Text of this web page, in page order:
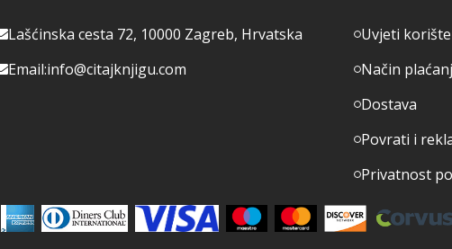
Lašćinska cesta 72, 10000 Zagreb, Hrvatska
Email:info@citajknjigu.com
Uvjeti
Način
Dostava
Povrati i
Privatnost